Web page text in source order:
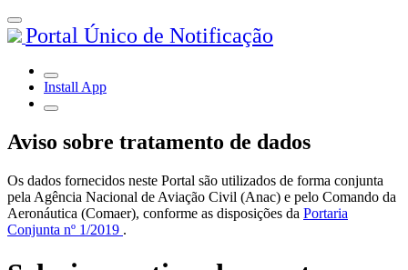
Portal Único de Notificação
Install App
Aviso sobre tratamento de dados
Os dados fornecidos neste Portal são utilizados de forma conjunta
pela Agência Nacional de Aviação Civil (Anac) e pelo Comando da
Aeronáutica (Comaer), conforme as disposições da Portaria
Conjunta nº 1/2019 .